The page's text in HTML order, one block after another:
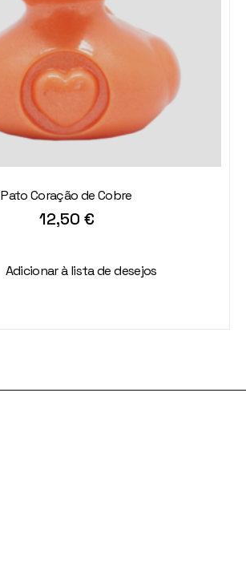
Pato Coração de Cobre
12,50 €
Adicionar à lista de desejos